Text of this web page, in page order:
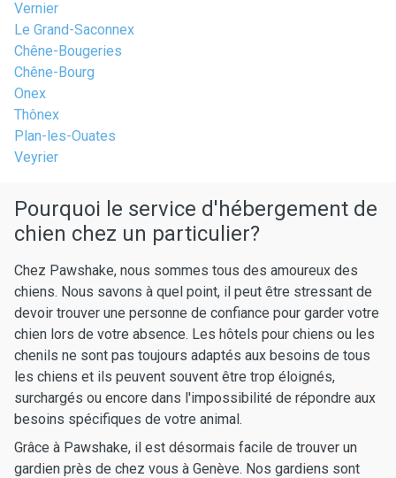
Vernier
Le Grand-Saconnex
Chêne-Bougeries
Chêne-Bourg
Onex
Thônex
Plan-les-Ouates
Veyrier
Pourquoi le service d'hébergement de
chien chez un particulier?
Chez Pawshake, nous sommes tous des amoureux des
chiens. Nous savons à quel point, il peut être stressant de
devoir trouver une personne de confiance pour garder votre
chien lors de votre absence. Les hôtels pour chiens ou les
chenils ne sont pas toujours adaptés aux besoins de tous
les chiens et ils peuvent souvent être trop éloignés,
surchargés ou encore dans l'impossibilité de répondre aux
besoins spécifiques de votre animal.
Grâce à Pawshake, il est désormais facile de trouver un
gardien près de chez vous à Genève. Nos gardiens sont